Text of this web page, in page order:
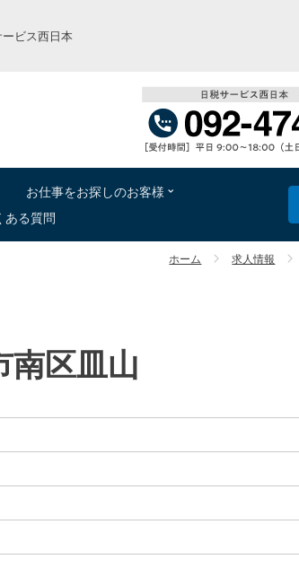
ビス西日本
お仕事をお探 しのお客様
ある質問
ホーム 求人情報
区皿山